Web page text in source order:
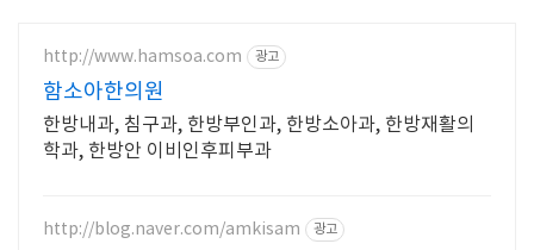
http://www.hamsoa.com 광고
함소아한의원
한방내과, 침구과, 한방부인과, 한방소아과, 한방재활의
학과, 한방안 이비인후피부과
http://blog.naver.com/amkisam 광고